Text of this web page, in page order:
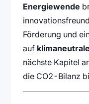
Energiewende
Förderung und
auf klimaneutrale
nächste Kapitel
die CO2-Bilanz